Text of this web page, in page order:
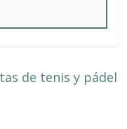
de tenis y pádel